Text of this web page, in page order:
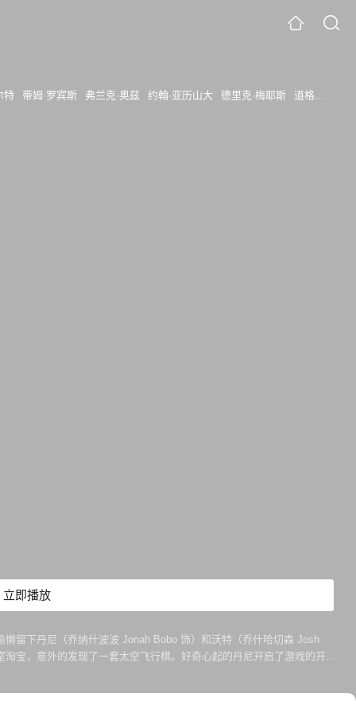
特 蒂姆·罗宾斯 弗兰克·奥兹 约翰·亚历山大 德里克·梅耶斯 道格拉斯·泰特
立即播放
留下丹尼（乔纳什波波 Jonah Bobo 饰）和沃特（乔什哈切森 Josh
宝，意外的发现了一套太空飞行棋。好奇心起的丹尼开启了游戏的开